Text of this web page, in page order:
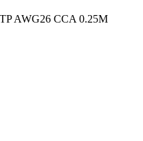
AWG26 CCA 0.25M